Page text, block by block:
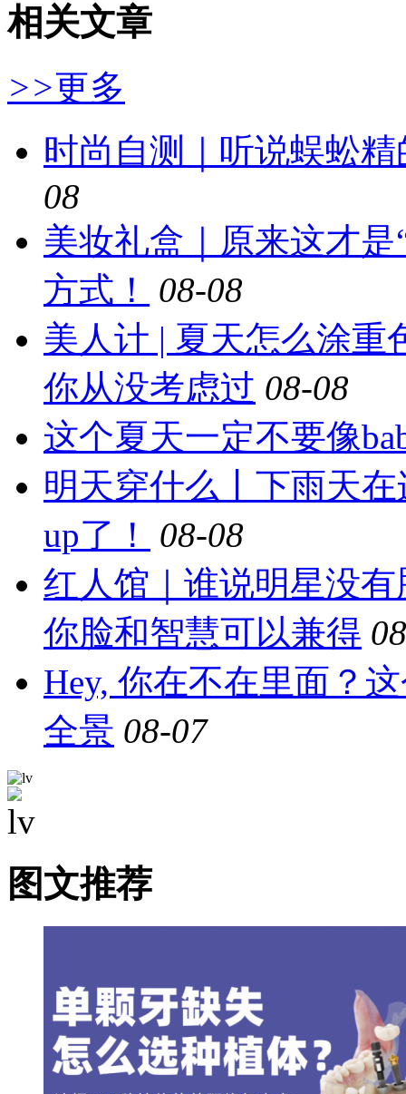
相关文章
>>更多
时尚自测｜听说蜈蚣
08
美妆礼盒｜原来这才
方式！
08-08
美人计 | 夏天怎么涂重
你从没考虑过 08-08
这个夏天一定不要像
明天穿什么丨下雨天
up了！
08-08
红人馆｜谁说明星没
你脸和智慧可以兼得
Hey, 你在不在里面？
全景 08-07
图文推荐